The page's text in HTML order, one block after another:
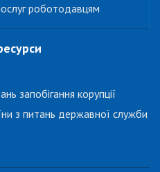
роботодавцям
запобігання корупції
з питань державної служби